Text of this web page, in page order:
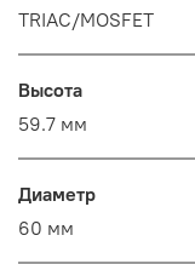
TRIAC/MOSFET
Высота
59.7 мм
Диаметр
60 мм